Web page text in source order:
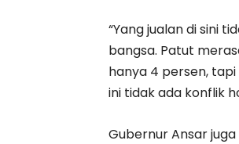
“Yang jualan di sini
bangsa. Patut
hanya 4 persen, tapi
ini tidak ada konflik
Gubernur Ansar